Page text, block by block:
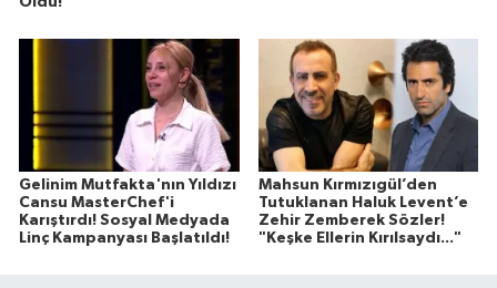
Gelinim Mutfakta'nın Yıldızı
Cansu MasterChef'i
Karıştırdı! Sosyal Medyada
Linç Kampanyası Başlatıldı!
Mahsun Kırmızıgül’den
Tutuklanan Haluk Levent’e
Zehir Zemberek Sözler!
"Keşke Ellerin Kırılsaydı..."